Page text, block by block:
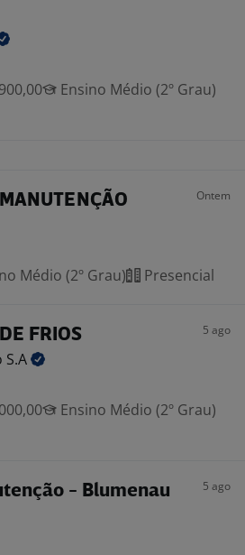
Ensino Médio (2º Grau)
Ontem
Médio (2º Grau) Presencial
FRIOS 5 ago
S.A
Ensino Médio (2º Grau)
- Blumenau 5 ago